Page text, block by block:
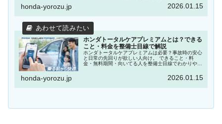
honda-yorozu.jp 2026.01.15
ホンダトータルケアプレミアムとは？できる
こと・料金を整備士目線で解説
ホンダトータルケアプレミアムは必要？事故時の安心
と日常の先回りが欲しい人向け。 できること・料
金・無料期間・向いてる人を整備士目線でわかりやす
honda-yorozu.jp 2026.01.15